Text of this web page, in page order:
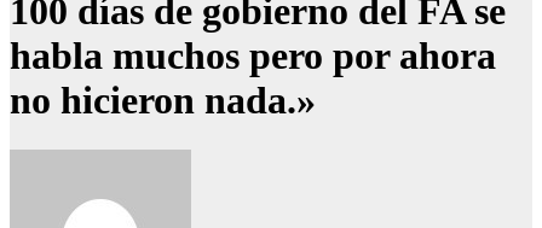
100 días de gobierno del FA se
habla muchos pero por ahora
no hicieron nada.»